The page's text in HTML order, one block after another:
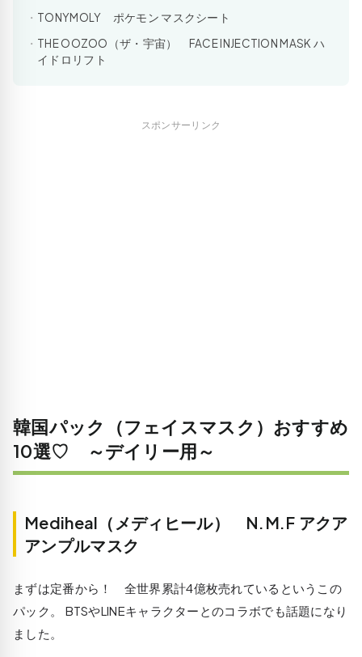
TONYMOLY ポケモン マスクシート
THE OOZOO（ザ・宇宙） FACE INJECTION MASK ハ
イドロリフト
スポンサーリンク
韓国パック（フェイスマスク）おすすめ
10選♡ ～デイリー用～
Mediheal（メディヒール） N.M.F アクア
アンプルマスク
まずは定番から！ 全世界累計4億枚売れているというこの
パック。 BTSやLINEキャラクターとのコラボでも話題になり
ました。